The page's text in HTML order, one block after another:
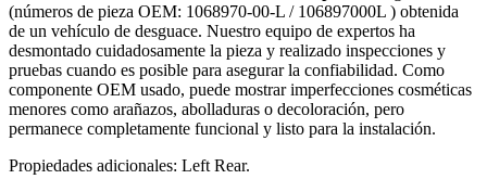
(números de pieza OEM: 1068970-00-L / 106897000L ) obtenida
de un vehículo de desguace. Nuestro equipo de expertos ha
desmontado cuidadosamente la pieza y realizado inspecciones y
pruebas cuando es posible para asegurar la confiabilidad. Como
componente OEM usado, puede mostrar imperfecciones cosméticas
menores como arañazos, abolladuras o decoloración, pero
permanece completamente funcional y listo para la instalación.
Propiedades adicionales: Left Rear.